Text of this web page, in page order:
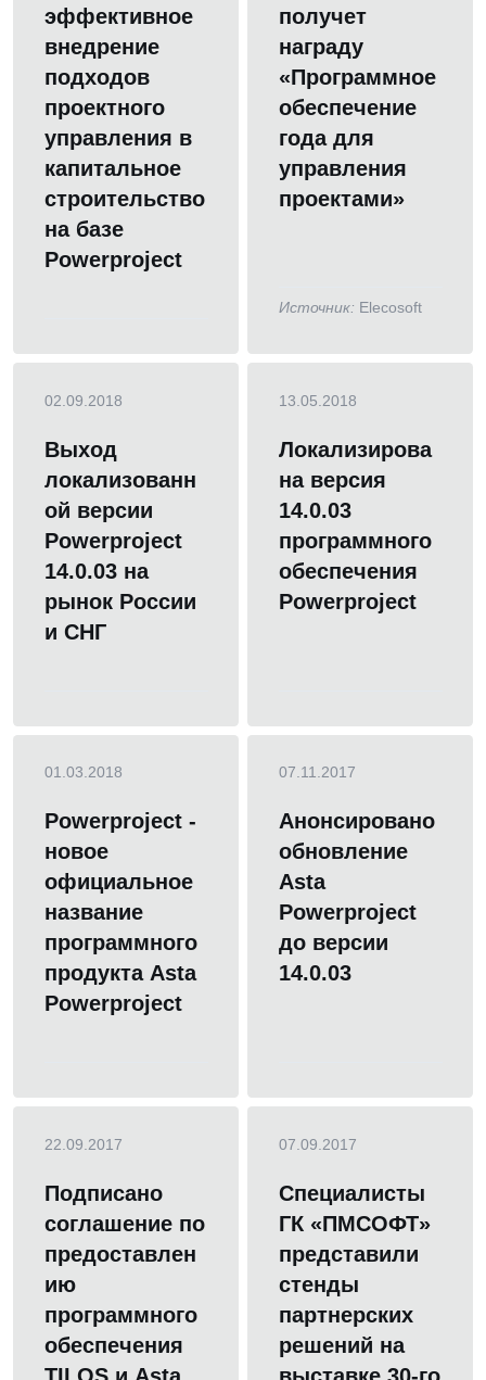
эффективное
внедрение
подходов
проектного
управления в
капитальное
строительство
на базе
Powerproject
получет
награду
«Программное
обеспечение
года для
управления
проектами»
Источник: Elecosoft
02.09.2018
Выход
локализованн
ой версии
Powerproject
14.0.03 на
рынок России
и СНГ
13.05.2018
Локализирова
на версия
14.0.03
программного
обеспечения
Powerproject
01.03.2018
Powerproject -
новое
официальное
название
программного
продукта Asta
Powerproject
07.11.2017
Анонсировано
обновление
Asta
Powerproject
до версии
14.0.03
22.09.2017
Подписано
соглашение по
предоставлен
ию
программного
обеспечения
TILOS и Asta
07.09.2017
Специалисты
ГК «ПМСОФТ»
представили
стенды
партнерских
решений на
выставке 30-го